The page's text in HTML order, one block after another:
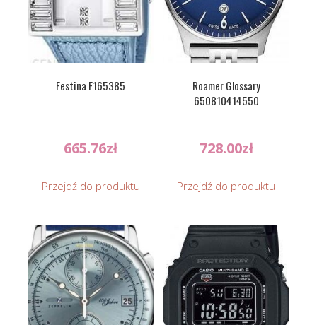
Festina F165385
665.76zł
Przejdź do produktu
Roamer Glossary
650810414550
728.00zł
Przejdź do produktu